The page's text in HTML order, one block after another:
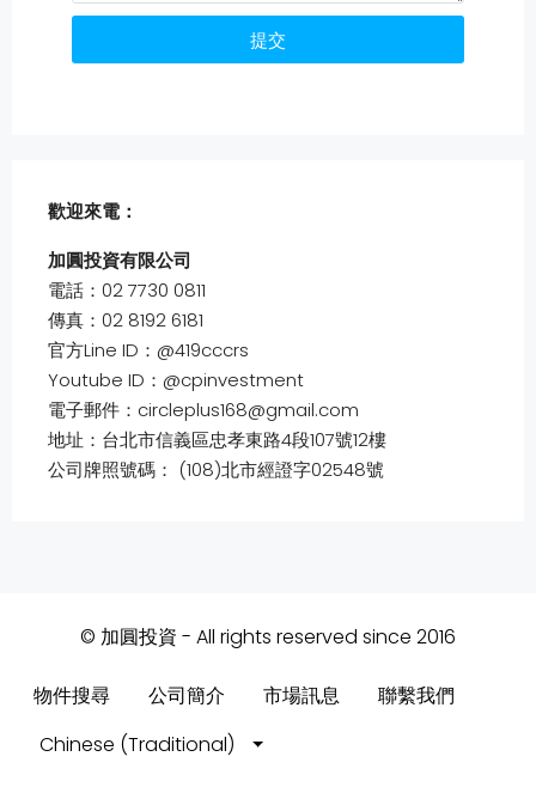
提交
歡迎來電：
加圓投資有限公司
電話：02 7730 0811
傳真：02 8192 6181
官方Line ID：@419cccrs
Youtube ID：@cpinvestment
電子郵件：circleplus168@gmail.com
地址：台北市信義區忠孝東路4段107號12樓
公司牌照號碼： (108)北市經證字02548號
© 加圓投資 - All rights reserved since 2016
物件搜尋 公司簡介 市場訊息
聯繫我們
Chinese (Traditional)